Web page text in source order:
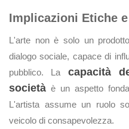
Implicazioni Etiche
L'arte non è solo un
dialogo sociale, capace di
pubblico. La capacità
società è un aspetto
L'artista assume un ruolo
veicolo di consapevolezza.